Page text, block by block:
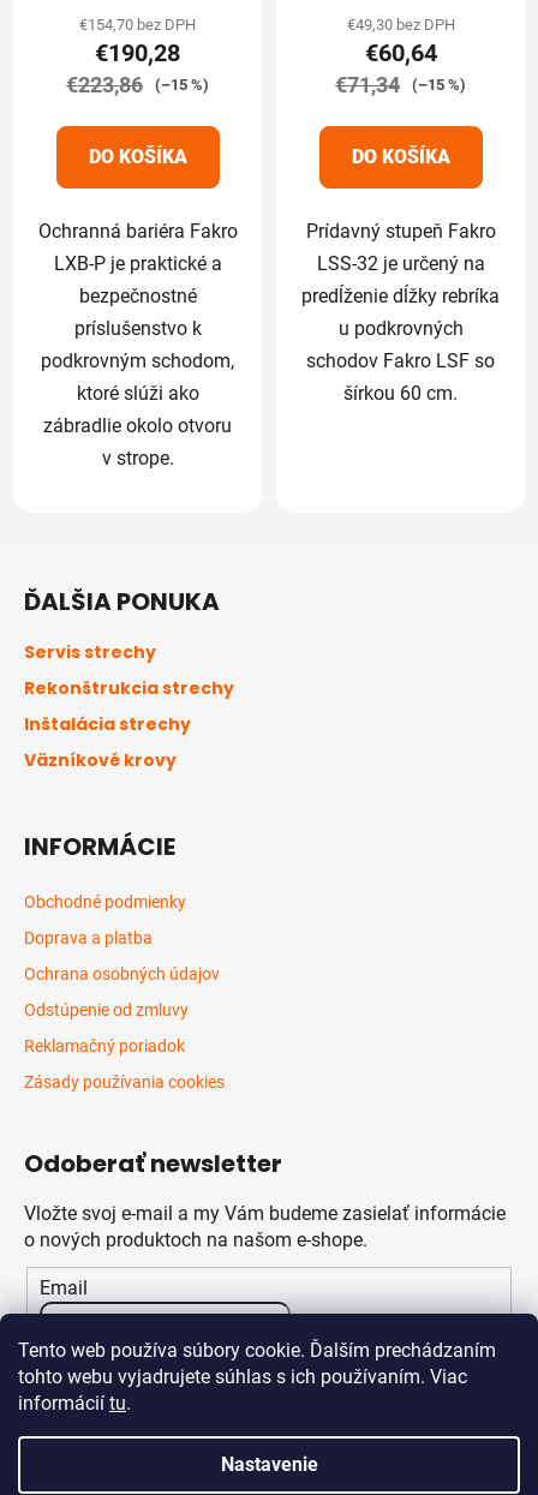
Tento web používa súbory cookie. Ďalším prechádzaním
tohto webu vyjadrujete súhlas s ich používaním. Viac
informácií tu.
Nastavenie
produktu
je
5,0
5
hviezdičiek.
€154,70 bez DPH
€190,28
€223,86 (–15 %)
DO KOŠÍKA
Ochranná bariéra Fakro
LXB-P je praktické a
bezpečnostné
príslušenstvo k
podkrovným schodom,
ktoré slúži ako
zábradlie okolo otvoru
v strope.
produktu
je
5,0
5
hviezdičiek.
€49,30 bez DPH
€60,64
€71,34 (–15 %)
DO KOŠÍKA
Prídavný stupeň Fakro
LSS-32 je určený na
predĺženie dĺžky rebríka
u podkrovných
schodov Fakro LSF so
šírkou 60 cm.
ĎALŠIA PONUKA
Servis strechy
Rekonštrukcia strechy
Inštalácia strechy
Väzníkové krovy
INFORMÁCIE
Obchodné podmienky
Doprava a platba
Ochrana osobných údajov
Odstúpenie od zmluvy
Reklamačný poriadok
Zásady používania cookies
Odoberať newsletter
Vložte svoj e-mail a my Vám budeme zasielať informácie
o nových produktoch na našom e-shope.
Email
Vložením e-mailu súhlasíte spodmienkami ochrany
osobných údajov
PRIHLÁSIŤ SA